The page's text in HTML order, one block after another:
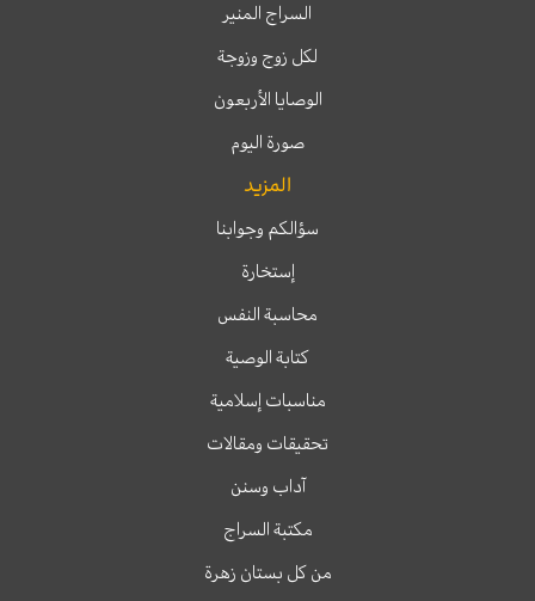
السراج المنير
لكل زوج وزوجة
الوصايا الأربعون
صورة اليوم
المزيد
سؤالكم وجوابنا
إستخارة
محاسبة النفس
كتابة الوصية
مناسبات إسلامية
تحقيقات ومقالات
آداب وسنن
مكتبة السراج
من كل بستان زهرة